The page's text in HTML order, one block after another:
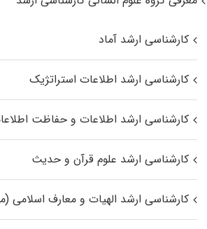
کارشناسی ارشد آماد
کارشناسی ارشد اطلاعات استراتژیک
کارشناسی ارشد اطلاعات و حفاظت
کارشناسی ارشد علوم قرآن و حدیث
کارشناسی ارشد الهیات و معارف